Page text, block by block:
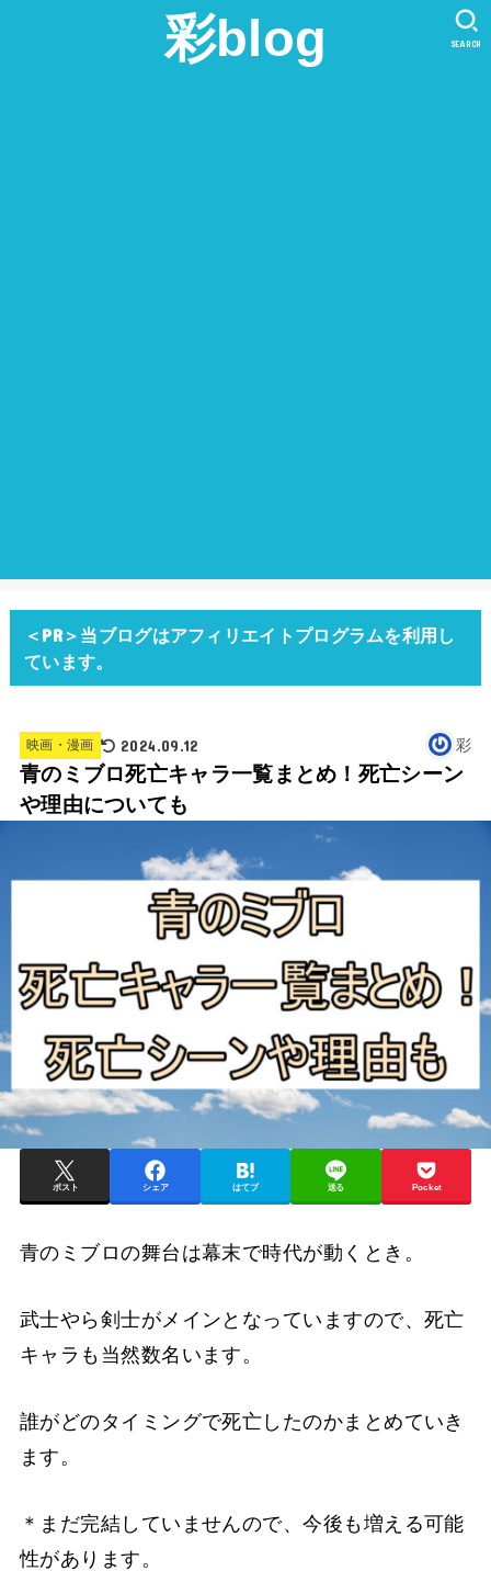
彩blog SEARCH
＜PR＞当ブログはアフィリエイトプログラムを利用し
ています。
映画・漫画 2024.09.12 彩
青のミブロ死亡キャラ一覧まとめ！死亡シーン
や理由についても
ポスト シェア はてブ 送る Pocket
青のミブロの舞台は幕末で時代が動くとき。
武士やら剣士がメインとなっていますので、死亡
キャラも当然数名います。
誰がどのタイミングで死亡したのかまとめていき
ます。
＊まだ完結していませんので、今後も増える可能
性があります。